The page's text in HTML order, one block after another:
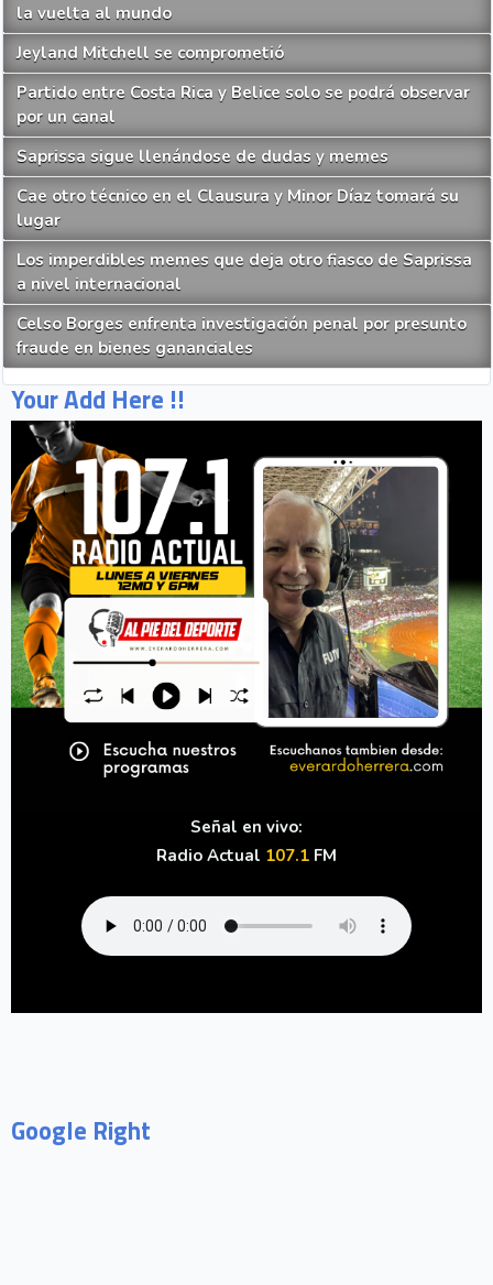
la vuelta al mundo
Jeyland Mitchell se comprometió
Partido entre Costa Rica y Belice solo se podrá observar
por un canal
Saprissa sigue llenándose de dudas y memes
Cae otro técnico en el Clausura y Minor Díaz tomará su
lugar
Los imperdibles memes que deja otro fiasco de Saprissa
a nivel internacional
Celso Borges enfrenta investigación penal por presunto
fraude en bienes gananciales
Your Add Here !!
Señal en vivo:
Radio Actual 107.1 FM
Google Right